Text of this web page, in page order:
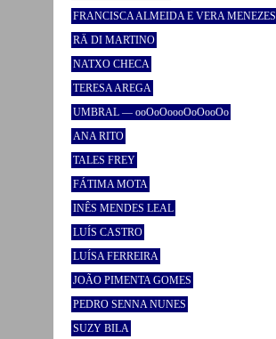
FRANCISCA ALMEIDA E VERA MENEZES
RÄ DI MARTINO
NATXO CHECA
TERESA AREGA
UMBRAL — ooOoOoooOoOooOo
ANA RITO
TALES FREY
FÁTIMA MOTA
INÊS MENDES LEAL
LUÍS CASTRO
LUÍSA FERREIRA
JOÃO PIMENTA GOMES
PEDRO SENNA NUNES
SUZY BILA